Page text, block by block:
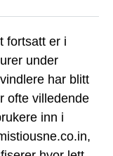
fortsatt er i
under
har blitt
ofte villedende
inn i